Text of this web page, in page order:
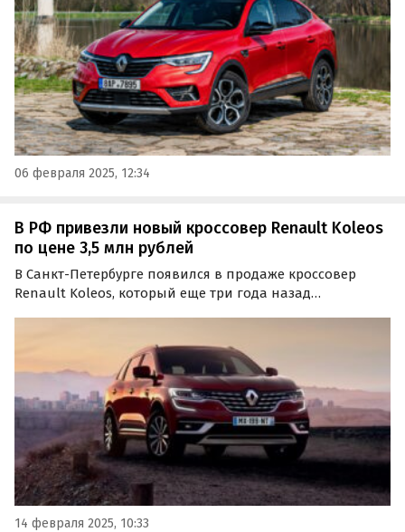
06 февраля 2025, 12:34
В РФ привезли новый кроссовер Renault Koleos
по цене 3,5 млн рублей
В Санкт-Петербурге появился в продаже кроссовер
Renault Koleos, который еще три года назад
рублей, сообщает портал «Автоновости дня».
14 февраля 2025, 10:33